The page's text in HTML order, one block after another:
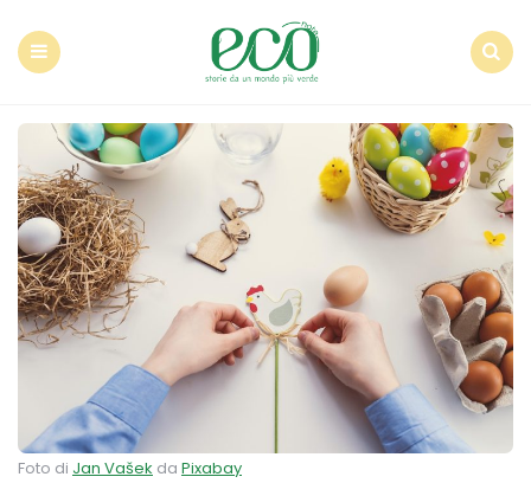
Foto di Jan Vašek da Pixabay